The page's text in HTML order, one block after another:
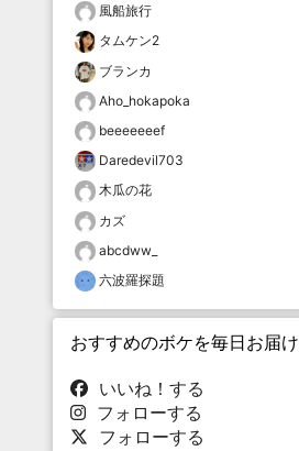
風船旅行
タムケン2
ブランカ
Aho_hokapoka
beeeeeeef
Daredevil703
木瓜の花
カズ
abcdww_
六波羅探題
おすすめのボケを毎日お届け
いいね！する
フォローする
フォローする